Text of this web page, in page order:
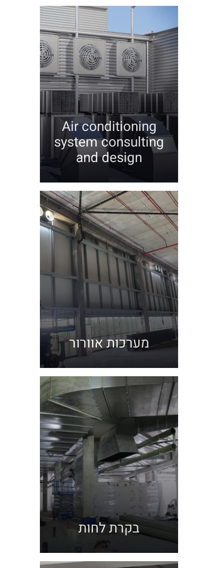
Air conditioning
system consulting
and design
מערכות אוורור
בקרת לחות